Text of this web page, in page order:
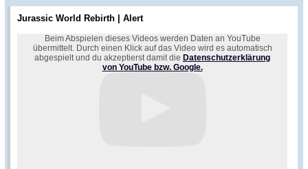
Jurassic World Rebirth | Alert
Beim Abspielen dieses Videos werden Daten an YouTube
übermittelt. Durch einen Klick auf das Video wird es automatisch
abgespielt und du akzeptierst damit die Datenschutzerklärung
von YouTube bzw. Google.